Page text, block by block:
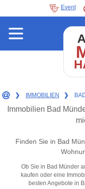
Event
❯ IMMOBILIEN ❯
Immobilien Bad
Finden Sie in Bad
Ob Sie in Bad Münder
kaufen oder eine
besten Angebote in